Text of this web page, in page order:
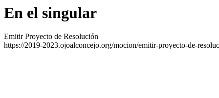
En el singular
Emitir Proyecto de Resolución
https://2019-2023.ojoalconcejo.org/mocion/emitir-proyecto-de-